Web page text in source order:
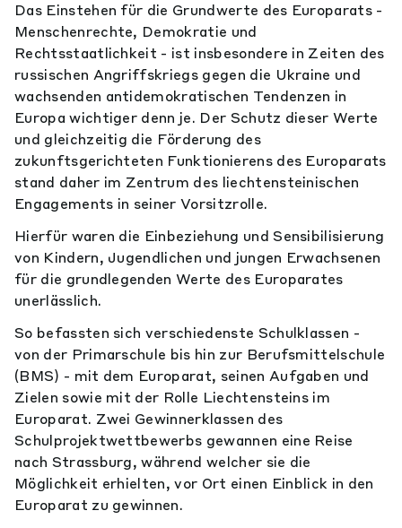
Das Einstehen für die Grundwerte des Europarats -
Menschenrechte, Demokratie und
Rechtsstaatlichkeit - ist insbesondere in Zeiten des
russischen Angriffskriegs gegen die Ukraine und
wachsenden antidemokratischen Tendenzen in
Europa wichtiger denn je. Der Schutz dieser Werte
und gleichzeitig die Förderung des
zukunftsgerichteten Funktionierens des Europarats
stand daher im Zentrum des liechtensteinischen
Engagements in seiner Vorsitzrolle.
Hierfür waren die Einbeziehung und Sensibilisierung
von Kindern, Jugendlichen und jungen Erwachsenen
für die grundlegenden Werte des Europarates
unerlässlich.
So befassten sich verschiedenste Schulklassen -
von der Primarschule bis hin zur Berufsmittelschule
(BMS) - mit dem Europarat, seinen Aufgaben und
Zielen sowie mit der Rolle Liechtensteins im
Europarat. Zwei Gewinnerklassen des
Schulprojektwettbewerbs gewannen eine Reise
nach Strassburg, während welcher sie die
Möglichkeit erhielten, vor Ort einen Einblick in den
Europarat zu gewinnen.